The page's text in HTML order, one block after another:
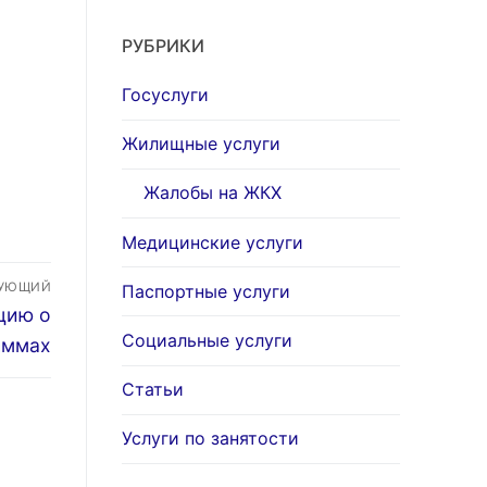
о
РУБРИКИ
Госуслуги
Жилищные услуги
Жалобы на ЖКХ
Медицинские услуги
Паспортные услуги
Социальные услуги
Статьи
Услуги по занятости